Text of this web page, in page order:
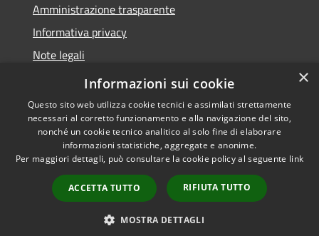
Amministrazione trasparente
Informativa privacy
Note legali
Dichiarazione di accessibilità
Accessibilità
Copyright © 2026 • Comune di
Molinella • Powered by
Municipium•
Accesso
redazione
×
Informazioni sui cookie
Questo sito web utilizza cookie tecnici e assimilati strettamente
necessari al corretto funzionamento e alla navigazione del sito,
nonché un cookie tecnico analitico al solo fine di elaborare
informazioni statistiche, aggregate e anonime.
Per maggiori dettagli, può consultare la cookie policy al seguente link
ACCETTA TUTTO RIFIUTA TUTTO
MOSTRA DETTAGLI